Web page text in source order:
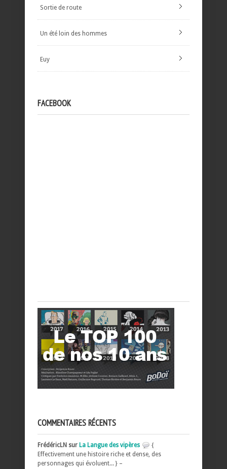
Sortie de route
Un été loin des hommes
Euy
FACEBOOK
COMMENTAIRES RÉCENTS
FrédéricLN sur La Langue des vipères
{
Effectivement une histoire riche et dense, des
personnages qui évoluent... } –